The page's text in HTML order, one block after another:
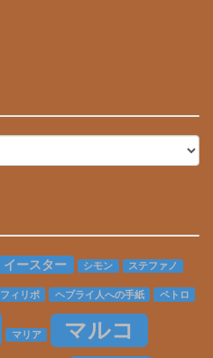
イースター シモン ステファノ
フィリポ ヘブライ人への手紙 ペトロ
マリア マルコ